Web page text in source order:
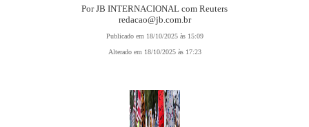
Por JB INTERNACIONAL com Reuters
redacao@jb.com.br
Publicado em 18/10/2025 às 15:09
Alterado em 18/10/2025 às 17:23